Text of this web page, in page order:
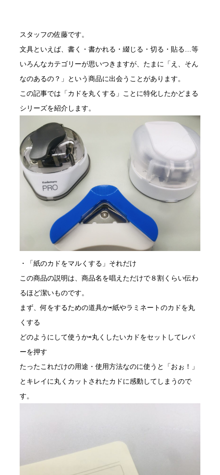
スタッフの佐藤です。
文具といえば、書く・書かれる・綴じる・切る・貼る…等
いろんなカテゴリーが思いつきますが、たまに「え、そん
なのあるの？」という商品に出会うことがあります。
この記事では「カドを丸くする」ことに特化したかどまる
シリーズを紹介します。
・「紙のカドをマルくする」それだけ
この商品の説明は、商品名を唱えただけで８割くらい伝わ
るほど潔いものです。
まず、何をするための道具か⇨紙やラミネートのカドを丸
くする
どのようにして使うか⇨丸くしたいカドをセットしてレバ
ーを押す
たったこれだけの用途・使用方法なのに使うと「おぉ！」
とキレイに丸くカットされたカドに感動してしまうので
す。